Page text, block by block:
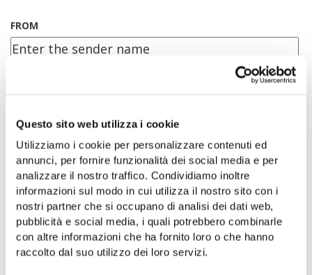
Questo sito web utilizza i cookie
Utilizziamo i cookie per personalizzare contenuti ed
annunci, per fornire funzionalità dei social media e per
analizzare il nostro traffico. Condividiamo inoltre
informazioni sul modo in cui utilizza il nostro sito con i
nostri partner che si occupano di analisi dei dati web,
pubblicità e social media, i quali potrebbero combinarle
con altre informazioni che ha fornito loro o che hanno
raccolto dal suo utilizzo dei loro servizi.
FROM
Characters: ( 45 /300)
DELIVERY METHOD
Mail To Recipient
We will send it to the recipient's email address